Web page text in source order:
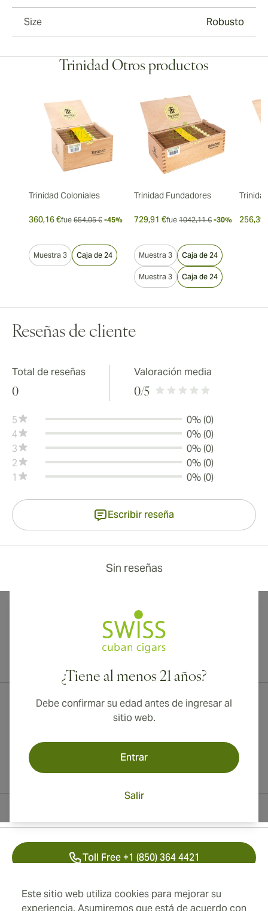
Este sitio web utiliza cookies para mejorar su
experiencia. Asumiremos que está de acuerdo con
Size Robusto
Trinidad Otros productos
Trinidad Coloniales
360,16 €fue 654,05 € -45%
Muestra 3 Caja de 24
Trinidad Fundadores
729,91 €fue 1042,11 € -30%
Muestra 3 Caja de 24
Muestra 3 Caja de 24
256,39
Reseñas de cliente
Total de reseñas
0
Valoración media
0/5
5
0% (0)
4
0% (0)
3
0% (0)
2
0% (0)
1
0% (0)
Escribir reseña
Sin reseñas
¿Tiene al menos 21 años?
Debe confirmar su edad antes de ingresar al
sitio web.
Entrar
Salir
Toll Free +1 (850) 364 4421
+41 22 518 44 43